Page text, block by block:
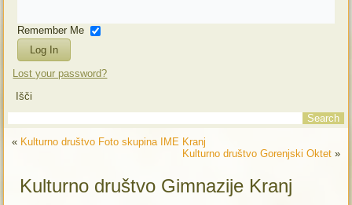
Remember Me
Lost your password?
Išči
« Kulturno društvo Foto skupina IME Kranj
Kulturno društvo Gorenjski Oktet»
Kulturno društvo Gimnazije Kranj